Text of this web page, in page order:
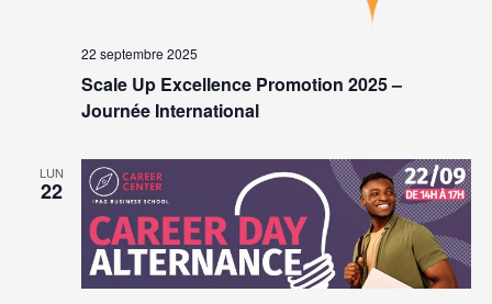
Scale Up Excellence Promotion 2025 –
Journée International
22 septembre 2025
LUN
22